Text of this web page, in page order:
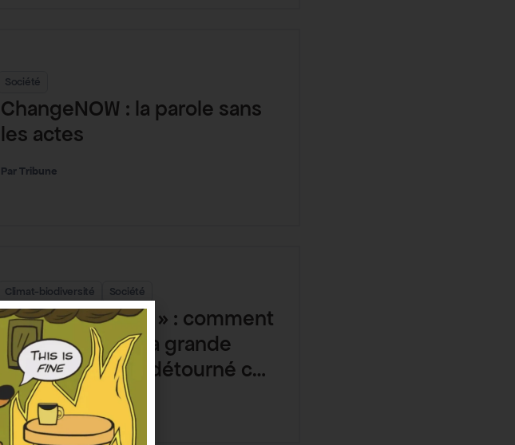
Société
ChangeNOW : la parole sans
les actes
Tribune
Climat-biodiversité Société
« Pêche durable » : comment
le label MSC et la grande
distribution ont détourné ce
concept
Tribune